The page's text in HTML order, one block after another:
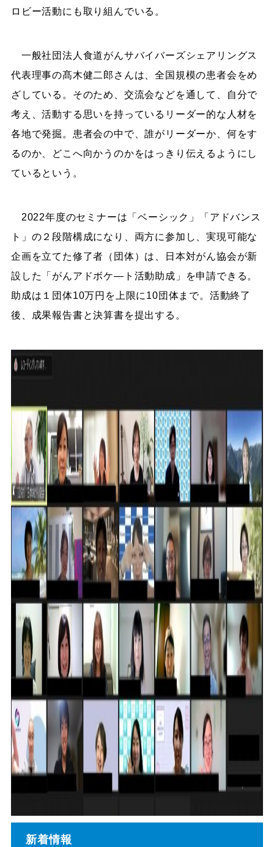
ロビー活動にも取り組んでいる。
一般社団法人食道がんサバイバーズシェアリングス
代表理事の髙木健二郎さんは、全国規模の患者会をめ
ざしている。そのため、交流会などを通して、自分で
考え、活動する思いを持っているリーダー的な人材を
各地で発掘。患者会の中で、誰がリーダーか、何をす
るのか、どこへ向かうのかをはっきり伝えるようにし
ているという。
2022年度のセミナーは「ベーシック」「アドバンス
ト」の２段階構成になり、両方に参加し、実現可能な
企画を立てた修了者（団体）は、日本対がん協会が新
設した「がんアドボケ―ト活動助成」を申請できる。
助成は１団体10万円を上限に10団体まで。活動終了
後、成果報告書と決算書を提出する。
新着情報